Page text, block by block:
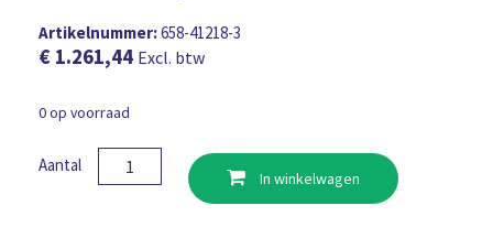
Artikelnummer:658-41218-3
€ 1.261,44 Excl. btw
0 op voorraad
Aantal
Lincoln
vetpomp
In winkelwagen